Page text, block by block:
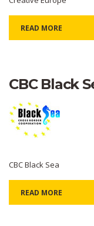
READ MORE
CBC Black
CBC Black Sea
READ MORE